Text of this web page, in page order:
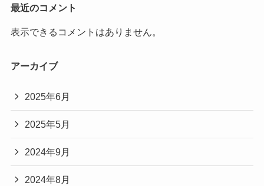
最近のコメント
表示できるコメントはありません。
アーカイブ
2025年6月
2025年5月
2024年9月
2024年8月